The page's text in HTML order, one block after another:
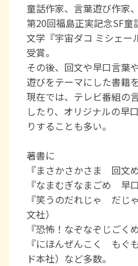
童話作家、言葉遊び作家
第20回福島正実記念SF
文学『宇宙ダコ ミシェー
受賞。
その後、回文や早口言葉
遊びをテーマにした書籍
現在では、テレビ番組の
したり、オリジナルの早
りすることも多い。
著書に
『まさかさかさま 回文
『なまむぎなまごめ 早
『笑うのだれじゃ だじ
文社）
『恐怖！なぞなぞじごく
『にほんぜんこく もぐ
ド本社）など多数。